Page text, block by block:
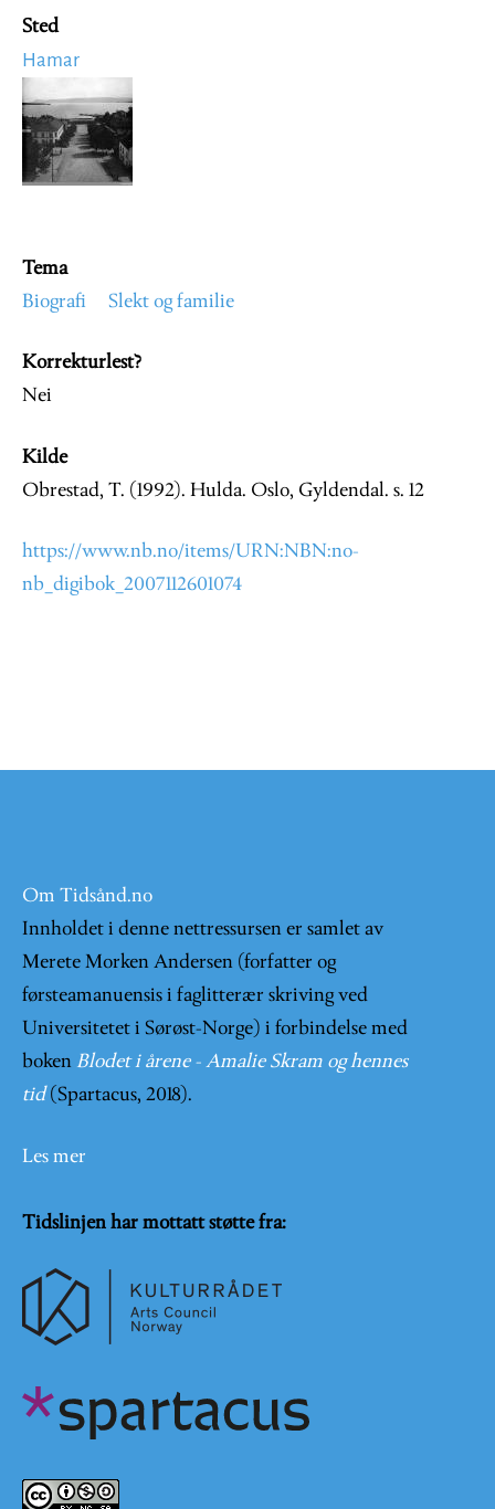
Sted
Hamar
Image
Tema
Biografi
Slekt og familie
Korrekturlest?
Nei
Kilde
Obrestad, T. (1992). Hulda. Oslo, Gyldendal. s. 12
https://www.nb.no/items/URN:NBN:no-
nb_digibok_2007112601074
Om Tidsånd.no
Innholdet i denne nettressursen er samlet av
Merete Morken Andersen (forfatter og
førsteamanuensis i faglitterær skriving ved
Universitetet i Sørøst-Norge) i forbindelse med
boken Blodet i årene - Amalie Skram og hennes
tid (Spartacus, 2018).
Les mer
Tidslinjen har mottatt støtte fra: